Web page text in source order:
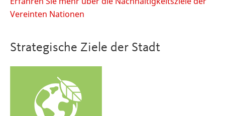
Vereinten Nationen
Strategische Ziele der Stadt